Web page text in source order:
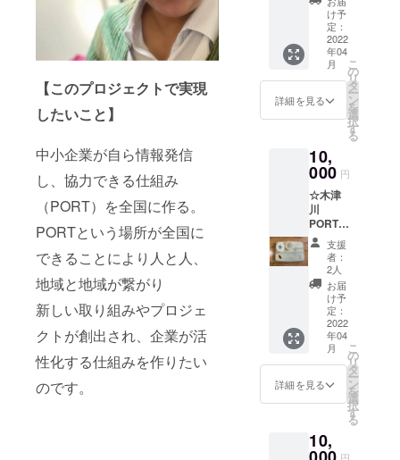
【このプロジェクトで実現
したいこと】
中小企業が自ら情報発信
し、協力できる仕組み
（PORT）を全国に作る。
PORTという場所が全国に
できることにより人と人、
地域と地域が繋がり
新しい取り組みやプロジェ
クトが創出され、企業が活
性化する仕組みを作りたい
のです。
に個別
に調整
させて
いただ
きま
す。 タ
イミン
は手に
入らな
いスペ
シャル
パンの
おまけ
がつく
可能性
もあり
ます！
パン好
きさん
にオス
スメで
す。
価格は
税込・
す。 ※
セット
です。
ギフト
用にも
ぴった
りの化
粧箱に
ます。
大切な
贈り
物、自
分への
ご褒美
に、ご
利用く
ださ
い。
【百市
の柿
酢】
土づく
りから
こだ
柿を皮
ごと丸
＋HPバ
ナー
（小）
】 エコ
バック
はお好
きな写
真やイ
ター入
稿必要
（入稿
しない
方には
PORTロ
ゴと
キャラ
ター
ぴぃと
君バー
ジョン
をお届
けしま
す） 入
稿方法
写真
デー
け予
定：
2022
年04
月
詳細を見る
こ
の
リ
タ
ー
ン
を
選
択
す
る
10,
000 円
☆木津
川
PORT☆
【カッ
ティン
グボー
ド＋
コース
ター＋
お礼
状】 木
津川
PORTロ
ゴ＆
キャラ
（写真
のも
支援
者：
2人
お届
け予
定：
2022
年04
月
詳細を見る
こ
の
リ
タ
ー
ン
を
選
択
す
る
10,